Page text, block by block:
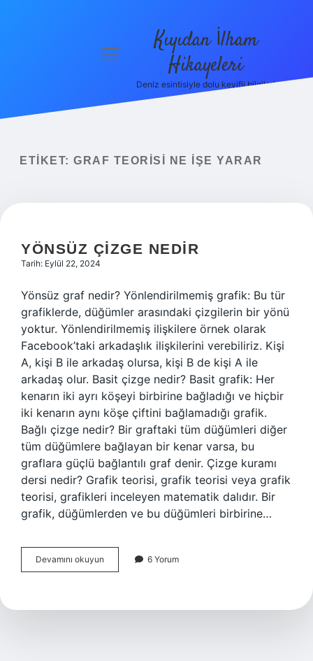
menüyü
Kıyıdan İlham
Hikayeleri
Deniz esintisiyle dolu keyifli bilgiler!
ETIKET: GRAF TEORISI NE IŞE YARAR
YÖNSÜZ ÇIZGE NEDIR
Tarih: Eylül 22, 2024
Yönsüz graf nedir? Yönlendirilmemiş grafik: Bu tür
grafiklerde, düğümler arasındaki çizgilerin bir yönü
yoktur. Yönlendirilmemiş ilişkilere örnek olarak
Facebook’taki arkadaşlık ilişkilerini verebiliriz. Kişi
A, kişi B ile arkadaş olursa, kişi B de kişi A ile
arkadaş olur. Basit çizge nedir? Basit grafik: Her
kenarın iki ayrı köşeyi birbirine bağladığı ve hiçbir
iki kenarın aynı köşe çiftini bağlamadığı grafik.
Bağlı çizge nedir? Bir graftaki tüm düğümleri diğer
tüm düğümlere bağlayan bir kenar varsa, bu
graflara güçlü bağlantılı graf denir. Çizge kuramı
dersi nedir? Grafik teorisi, grafik teorisi veya grafik
teorisi, grafikleri inceleyen matematik dalıdır. Bir
grafik, düğümlerden ve bu düğümleri birbirine…
Devamını okuyun
Çizge
6 Yorum